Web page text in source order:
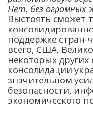
Нет, без
Выстоять сможет
поддержке
всего, США,
некоторых
консолидации
значительном
безопасности,
экономического